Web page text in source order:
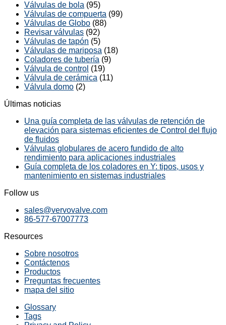
Válvulas de bola (95)
Válvulas de compuerta (99)
Válvulas de Globo (88)
Revisar válvulas (92)
Válvulas de tapón (5)
Válvulas de mariposa (18)
Coladores de tubería (9)
Válvula de control (19)
Válvula de cerámica (11)
Válvula domo (2)
Últimas noticias
Una guía completa de las válvulas de retención de
elevación para sistemas eficientes de Control del flujo
de fluidos
Válvulas globulares de acero fundido de alto
rendimiento para aplicaciones industriales
Guía completa de los coladores en Y: tipos, usos y
mantenimiento en sistemas industriales
Follow us
sales@vervovalve.com
86-577-67007773
Resources
Sobre nosotros
Contáctenos
Productos
Preguntas frecuentes
mapa del sitio
Glossary
Tags